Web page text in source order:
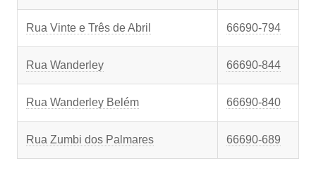
Rua Vinte e Três de Abril 66690-794
Rua Wanderley 66690-844
Rua Wanderley Belém 66690-840
Rua Zumbi dos Palmares 66690-689